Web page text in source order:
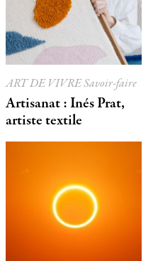
ART DE VIVRESavoir-faire
Artisanat : Inés Prat,
artiste textile